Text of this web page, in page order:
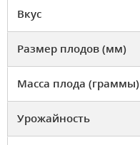
Вкус
Размер плодов (мм)
Масса плода (граммы)
Урожайность